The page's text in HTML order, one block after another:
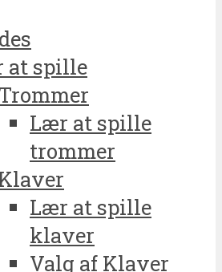
at spille
Lær at spille
trommer
Lær at spille
klaver
Valg af Klaver